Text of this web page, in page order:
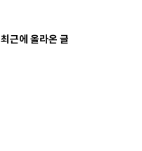
최근에 올라온 글